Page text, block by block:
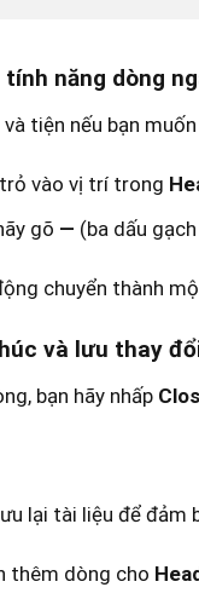
tính năng dòng
và tiện nếu bạn
vào vị trí trong
gõ — (ba dấu
chuyển thành
và lưu thay
bạn hãy nhấp
lại tài liệu để
thêm dòng cho